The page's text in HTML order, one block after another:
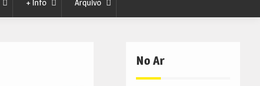
+ Info Arquivo
No Ar